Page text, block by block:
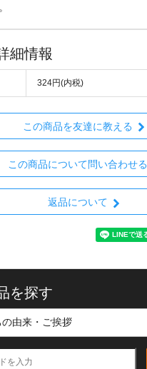
細情報
324円(内税)
この商品を友達に教える
この商品について問い合わせる
返品について
を探す